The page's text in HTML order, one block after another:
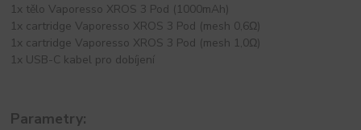
1x tělo Vaporesso XROS 3 Pod (1000mAh)
1x cartridge Vaporesso XROS 3 Pod (mesh 0,6Ω)
1x cartridge Vaporesso XROS 3 Pod (mesh 1,0Ω)
1x USB-C kabel pro dobíjení
Parametry: